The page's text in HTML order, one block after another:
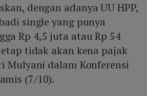
dengan adanya UU HPP,
single yang punya
Rp 4,5 juta atau Rp 54
tidak akan kena pajak
Mulyani dalam Konferensi
(7/10).